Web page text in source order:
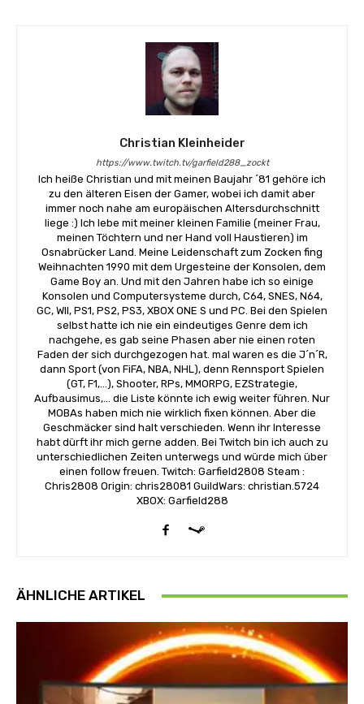
Christian Kleinheider
https://www.twitch.tv/garfield288_zockt
Ich heiße Christian und mit meinen Baujahr ´81 gehöre ich
zu den älteren Eisen der Gamer, wobei ich damit aber
immer noch nahe am europäischen Altersdurchschnitt
liege :) Ich lebe mit meiner kleinen Familie (meiner Frau,
meinen Töchtern und ner Hand voll Haustieren) im
Osnabrücker Land. Meine Leidenschaft zum Zocken fing
Weihnachten 1990 mit dem Urgesteine der Konsolen, dem
Game Boy an. Und mit den Jahren habe ich so einige
Konsolen und Computersysteme durch, C64, SNES, N64,
GC, WII, PS1, PS2, PS3, XBOX ONE S und PC. Bei den Spielen
selbst hatte ich nie ein eindeutiges Genre dem ich
nachgehe, es gab seine Phasen aber nie einen roten
Faden der sich durchgezogen hat. mal waren es die J´n´R,
dann Sport (von FiFA, NBA, NHL), denn Rennsport Spielen
(GT, F1,...), Shooter, RPs, MMORPG, EZStrategie,
Aufbausimus,... die Liste könnte ich ewig weiter führen. Nur
MOBAs haben mich nie wirklich fixen können. Aber die
Geschmäcker sind halt verschieden. Wenn ihr Interesse
habt dürft ihr mich gerne adden. Bei Twitch bin ich auch zu
unterschiedlichen Zeiten unterwegs und würde mich über
einen follow freuen. Twitch: Garfield2808 Steam :
Chris2808 Origin: chris28081 GuildWars: christian.5724
XBOX: Garfield288
ÄHNLICHE ARTIKEL